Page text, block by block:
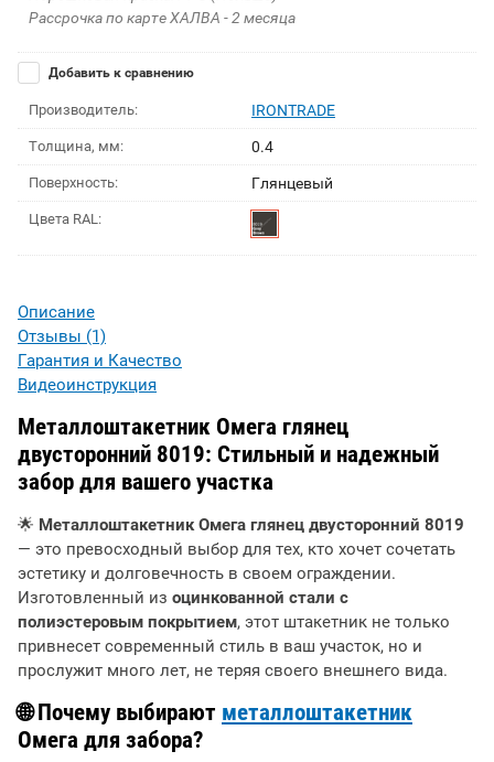
Рассрочка по карте ХАЛВА - 2 месяца
Добавить к сравнению
Производитель: IRONTRADE
Толщина, мм: 0.4
Поверхность: Глянцевый
Цвета RAL:
Описание
Отзывы (1)
Гарантия и Качество
Видеоинструкция
Металлоштакетник Омега глянец
двусторонний 8019: Стильный и надежный
забор для вашего участка
🌟 Металлоштакетник Омега глянец двусторонний 8019
— это превосходный выбор для тех, кто хочет сочетать
эстетику и долговечность в своем ограждении.
Изготовленный из оцинкованной стали с
полиэстеровым покрытием, этот штакетник не только
привнесет современный стиль в ваш участок, но и
прослужит много лет, не теряя своего внешнего вида.
🌐 Почему выбирают металлоштакетник
Омега для забора?